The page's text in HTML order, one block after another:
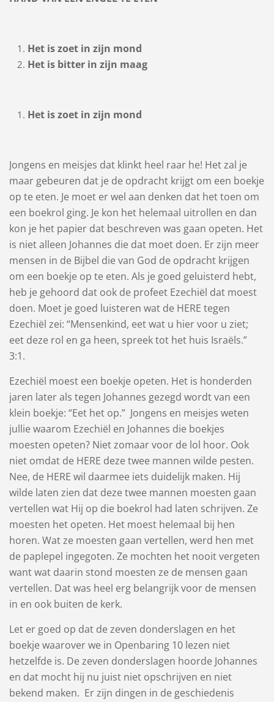
Het is zoet in zijn mond
Het is bitter in zijn maag
Het is zoet in zijn mond
Jongens en meisjes dat klinkt heel raar he! Het zal je
maar gebeuren dat je de opdracht krijgt om een boekje
op te eten. Je moet er wel aan denken dat het toen om
een boekrol ging. Je kon het helemaal uitrollen en dan
kon je het papier dat beschreven was gaan opeten. Het
is niet alleen Johannes die dat moet doen. Er zijn meer
mensen in de Bijbel die van God de opdracht krijgen
om een boekje op te eten. Als je goed geluisterd hebt,
heb je gehoord dat ook de profeet Ezechiël dat moest
doen. Moet je goed luisteren wat de HERE tegen
Ezechiël zei: “Mensenkind, eet wat u hier voor u ziet;
eet deze rol en ga heen, spreek tot het ​huis​ Israëls.”
3:1.
Ezechiël moest een boekje opeten. Het is honderden
jaren later als tegen Johannes gezegd wordt van een
klein boekje: “Eet het op.” Jongens en meisjes weten
jullie waarom Ezechiël en Johannes die boekjes
moesten opeten? Niet zomaar voor de lol hoor. Ook
niet omdat de HERE deze twee mannen wilde pesten.
Nee, de HERE wil daarmee iets duidelijk maken. Hij
wilde laten zien dat deze twee mannen moesten gaan
vertellen wat Hij op die boekrol had laten schrijven. Ze
moesten het opeten. Het moest helemaal bij hen
horen. Wat ze moesten gaan vertellen, werd hen met
de paplepel ingegoten. Ze mochten het nooit vergeten
want wat daarin stond moesten ze de mensen gaan
vertellen. Dat was heel erg belangrijk voor de mensen
in en ook buiten de kerk.
Let er goed op dat de zeven donderslagen en het
boekje waarover we in Openbaring 10 lezen niet
hetzelfde is. De zeven donderslagen hoorde Johannes
en dat mocht hij nu juist niet opschrijven en niet
bekend maken. Er zijn dingen in de geschiedenis